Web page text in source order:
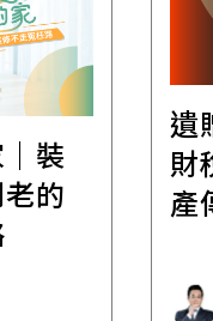
裝
的
遺
財
產